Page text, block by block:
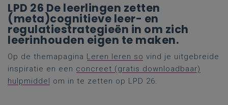
LPD 26 De leerlingen zetten
(meta)cognitieve leer- en
regulatiestrategieën in om zich
leerinhouden eigen te maken.
Op de themapagina Leren leren so vind je uitgebreide
inspiratie en een concreet (gratis downloadbaar)
hulpmiddel om in te zetten op LPD 26.